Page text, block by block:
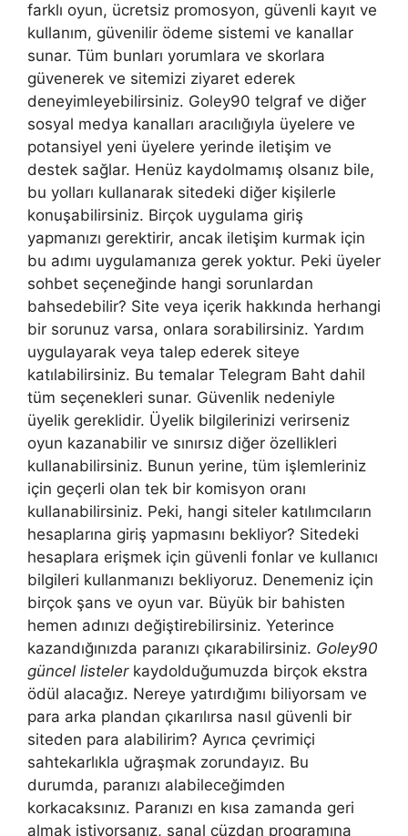
farklı oyun, ücretsiz promosyon, güvenli kayıt ve
kullanım, güvenilir ödeme sistemi ve kanallar
sunar. Tüm bunları yorumlara ve skorlara
güvenerek ve sitemizi ziyaret ederek
deneyimleyebilirsiniz. Goley90 telgraf ve diğer
sosyal medya kanalları aracılığıyla üyelere ve
potansiyel yeni üyelere yerinde iletişim ve
destek sağlar. Henüz kaydolmamış olsanız bile,
bu yolları kullanarak sitedeki diğer kişilerle
konuşabilirsiniz. Birçok uygulama giriş
yapmanızı gerektirir, ancak iletişim kurmak için
bu adımı uygulamanıza gerek yoktur. Peki üyeler
sohbet seçeneğinde hangi sorunlardan
bahsedebilir? Site veya içerik hakkında herhangi
bir sorunuz varsa, onlara sorabilirsiniz. Yardım
uygulayarak veya talep ederek siteye
katılabilirsiniz. Bu temalar Telegram Baht dahil
tüm seçenekleri sunar. Güvenlik nedeniyle
üyelik gereklidir. Üyelik bilgilerinizi verirseniz
oyun kazanabilir ve sınırsız diğer özellikleri
kullanabilirsiniz. Bunun yerine, tüm işlemleriniz
için geçerli olan tek bir komisyon oranı
kullanabilirsiniz. Peki, hangi siteler katılımcıların
hesaplarına giriş yapmasını bekliyor? Sitedeki
hesaplara erişmek için güvenli fonlar ve kullanıcı
bilgileri kullanmanızı bekliyoruz. Denemeniz için
birçok şans ve oyun var. Büyük bir bahisten
hemen adınızı değiştirebilirsiniz. Yeterince
kazandığınızda paranızı çıkarabilirsiniz. Goley90
güncel listelerkaydolduğumuzda birçok ekstra
ödül alacağız. Nereye yatırdığımı biliyorsam ve
para arka plandan çıkarılırsa nasıl güvenli bir
siteden para alabilirim? Ayrıca çevrimiçi
sahtekarlıkla uğraşmak zorundayız. Bu
durumda, paranızı alabileceğimden
korkacaksınız. Paranızı en kısa zamanda geri
almak istiyorsanız, sanal cüzdan programına